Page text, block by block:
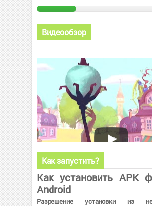
Видеообзор
Как запустить?
Как установить APK
Android
Разрешение установки из